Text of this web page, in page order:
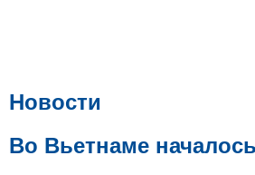
Новости
Во Вьетнаме